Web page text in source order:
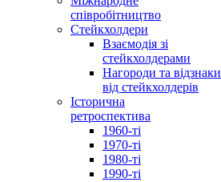
співробітництво
Стейкхолдери
Взаємодія зі
стейкхолдерами
Нагороди та відзнаки
від стейкхолдерів
Історична
ретроспектива
1960-ті
1970-ті
1980-ті
1990-ті